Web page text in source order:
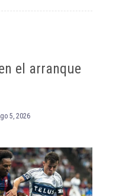
el arranque
5, 2026